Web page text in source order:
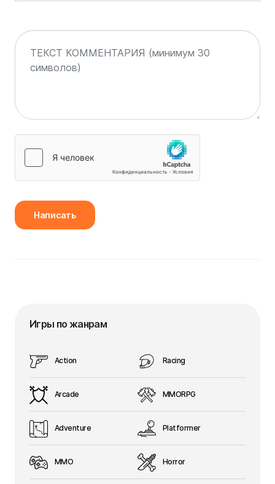
Написать
Игры по жанрам
Action
Arcade
Adventure
MMO
Racing
MMORPG
Platformer
Horror